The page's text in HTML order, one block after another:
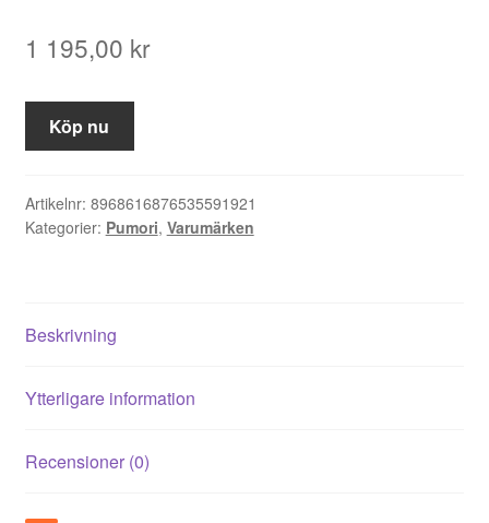
1 195,00 kr
Köp nu
Artikelnr: 8968616876535591921
Kategorier: Pumori, Varumärken
Beskrivning
Ytterligare information
Recensioner (0)